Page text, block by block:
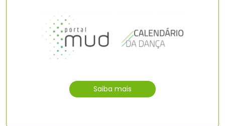
Saiba mais